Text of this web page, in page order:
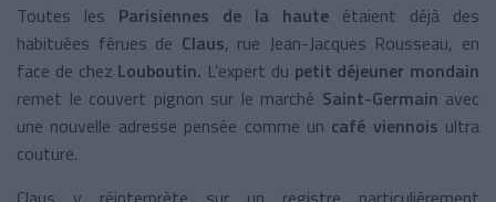
Toutes les Parisiennes de la haute étaient déjà des
habituées férues de Claus, rue Jean-Jacques Rousseau, en
face de chez Louboutin. L’expert du petit déjeuner mondain
remet le couvert pignon sur le marché Saint-Germain avec
une nouvelle adresse pensée comme un café viennois ultra
couture.